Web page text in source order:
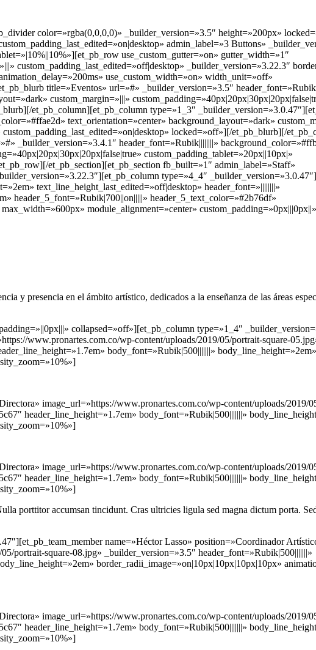
color=»rgba(0,0,0,0)» _builder_version=»3.5″ height=»200px»
admin_label=»3 Buttons»
use_custom_gutter=»on» gutter_width=»1″
custom_padding_last_edited=»off|desktop» _builder_version=»3.22.3″
use_custom_width=»on» width_unit=»off»
title=»Eventos» url=»#» _builder_version=»3.5″
custom_margin=»|||»
et_pb_column][et_pb_column type=»1_3″
text_orientation=»center» background_layout=»dark»
locked=»off»][/et_pb_blurb][/
_builder_version=»3.4.1″ header_font=»Rubik||||||||»
custom_padding_tablet=»20px||10px|»
et_pb_section][et_pb_section fb_built=»1″ admin_label=»Staff»
type=»4_4″
text_line_height_last_edited=»off|desktop» header_font=»||||||||»
header_5_font=»Rubik|700||on|||||» header_5_text_color=»#2b76df»
module_alignment=»center» custom_padding=»0px|||0px||»
y presencia en el ámbito artístico, dedicados a la enseñanza de las áreas
collapsed=»off»][et_pb_column type=»1_4″
www.pronartes.com.co/wp-content/uploads/2019/05/portrait-square-
body_font=»Rubik|500|||||||» body_line_height=»2em»
image_url=»https://www.pronartes.com.co/wp-content/uploads/2019/
header_line_height=»1.7em» body_font=»Rubik|500|||||||»
image_url=»https://www.pronartes.com.co/wp-content/uploads/2019/
header_line_height=»1.7em» body_font=»Rubik|500|||||||»
porttitor accumsan tincidunt. Cras ultricies ligula sed magna dictum porta.
name=»Héctor Lasso» position=»Coordinador
portrait-square-08.jpg» _builder_version=»3.5″ header_font=»Rubik|500|||||||»
border_radii_image=»on|10px|10px|10px|10px»
image_url=»https://www.pronartes.com.co/wp-content/uploads/2019/
header_line_height=»1.7em» body_font=»Rubik|500|||||||»